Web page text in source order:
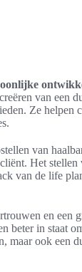
van een
Ze helpen
van
Het stellen
van de life
en een
beter in staat
maar ook een